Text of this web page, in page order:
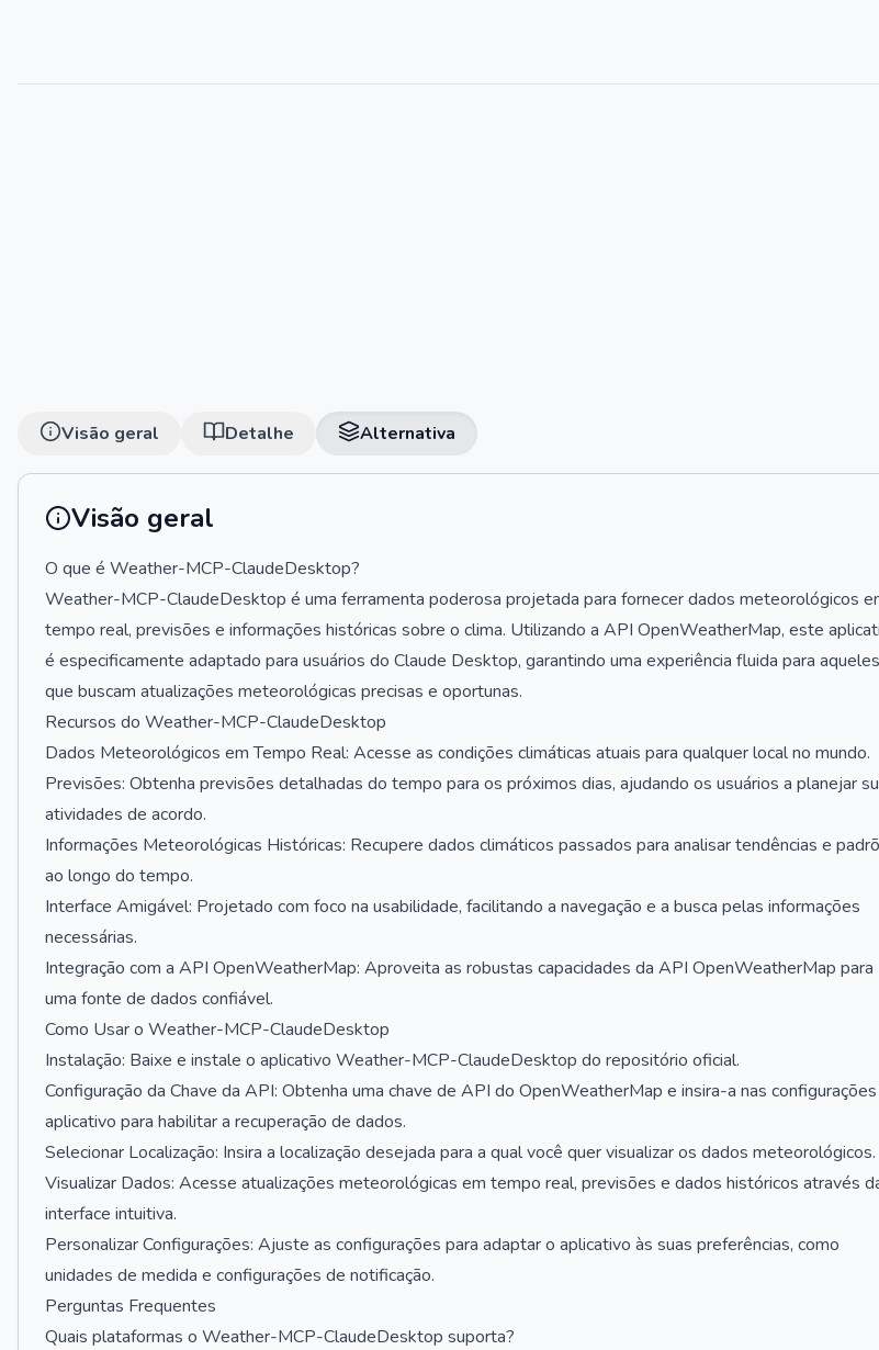
Visão geral Detalhe Alternativa
Visão geral
O que é Weather-MCP-ClaudeDesktop?
Weather-MCP-ClaudeDesktop é uma ferramenta poderosa projetada para fornecer dados meteorológicos
tempo real, previsões e informações históricas sobre o clima. Utilizando a API OpenWeatherMap, este
é especificamente adaptado para usuários do Claude Desktop, garantindo uma experiência fluida para aqueles
que buscam atualizações meteorológicas precisas e oportunas.
Recursos do Weather-MCP-ClaudeDesktop
Dados Meteorológicos em Tempo Real: Acesse as condições climáticas atuais para qualquer local no mundo.
Previsões: Obtenha previsões detalhadas do tempo para os próximos dias, ajudando os usuários a planejar
atividades de acordo.
Informações Meteorológicas Históricas: Recupere dados climáticos passados para analisar tendências e
ao longo do tempo.
Interface Amigável: Projetado com foco na usabilidade, facilitando a navegação e a busca pelas informações
necessárias.
Integração com a API OpenWeatherMap: Aproveita as robustas capacidades da API OpenWeatherMap para
uma fonte de dados confiável.
Como Usar o Weather-MCP-ClaudeDesktop
Instalação: Baixe e instale o aplicativo Weather-MCP-ClaudeDesktop do repositório oficial.
Configuração da Chave da API: Obtenha uma chave de API do OpenWeatherMap e insira-a nas
aplicativo para habilitar a recuperação de dados.
Selecionar Localização: Insira a localização desejada para a qual você quer visualizar os dados meteorológicos.
Visualizar Dados: Acesse atualizações meteorológicas em tempo real, previsões e dados históricos através
interface intuitiva.
Personalizar Configurações: Ajuste as configurações para adaptar o aplicativo às suas preferências, como
unidades de medida e configurações de notificação.
Perguntas Frequentes
Quais plataformas o Weather-MCP-ClaudeDesktop suporta?